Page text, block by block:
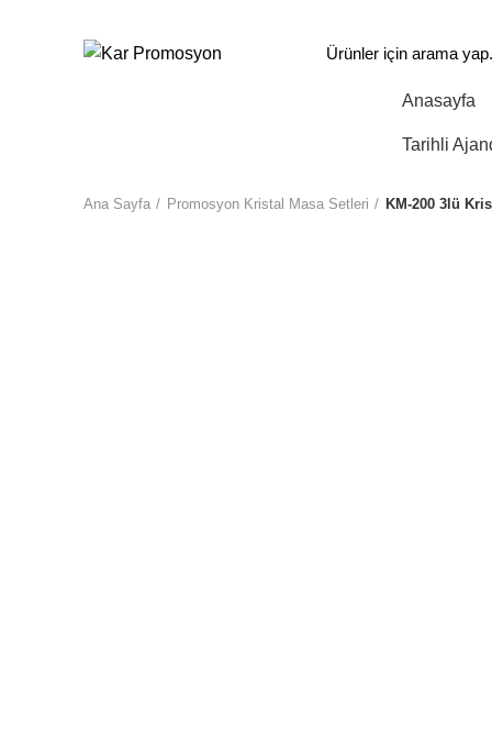
Anasayfa
Tarihli
Ana Sayfa Promosyon Kristal Masa Setleri KM-200 3lü